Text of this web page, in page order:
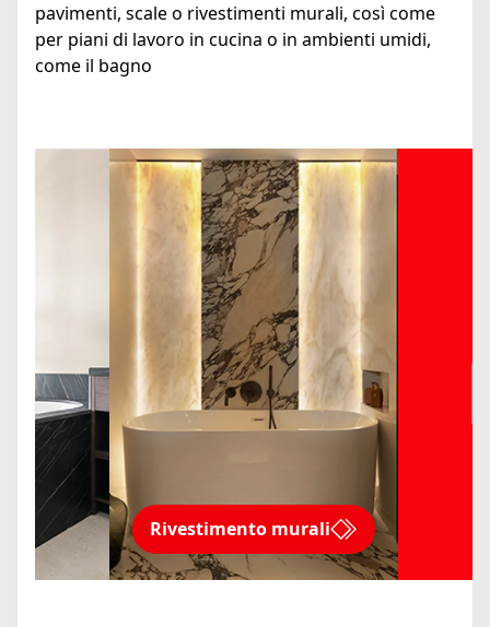
pavimenti, scale o rivestimenti murali, così come
per piani di lavoro in cucina o in ambienti umidi,
come il bagno
Rivestimento murali